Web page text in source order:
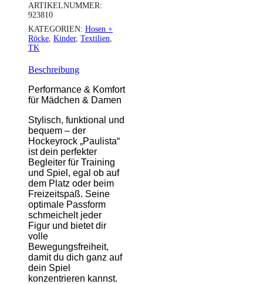
ARTIKELNUMMER:
923810
KATEGORIEN: Hosen +
Röcke Kinder, Textilien
TK
Beschreibung
Performance & Komfort
für Mädchen & Damen
Stylisch, funktional und
bequem – der
Hockeyrock „Paulista“
ist dein perfekter
Begleiter für Training
und Spiel, egal ob auf
dem Platz oder beim
Freizeitspaß. Seine
optimale Passform
schmeichelt jeder
Figur und bietet dir
volle
Bewegungsfreiheit,
damit du dich ganz auf
dein Spiel
konzentrieren kannst.